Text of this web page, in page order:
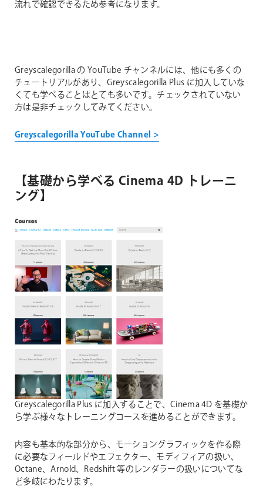
流れで確認できるため参考になります。
Greyscalegorilla の YouTube チャンネルには、他にも多くの
チュートリアルがあり、Greyscalegorilla Plus に加入していな
くても学べることはとても多いです。チェックされていない
方は是非チェックしてみてください。
Greyscalegorilla YouTube Channel >
【基礎から学べる Cinema 4D トレーニ
ング】
Greyscalegorilla Plus に加入することで、Cinema 4D を基礎か
ら学ぶ様々なトレーニングコースを進めることができます。
内容も基本的な部分から、モーショングラフィックを作る際
に必要なフィールドやエフェクター、モディフィアの扱い、
Octane、Arnold、Redshift 等のレンダラーの扱いについてな
ど多岐にわたります。